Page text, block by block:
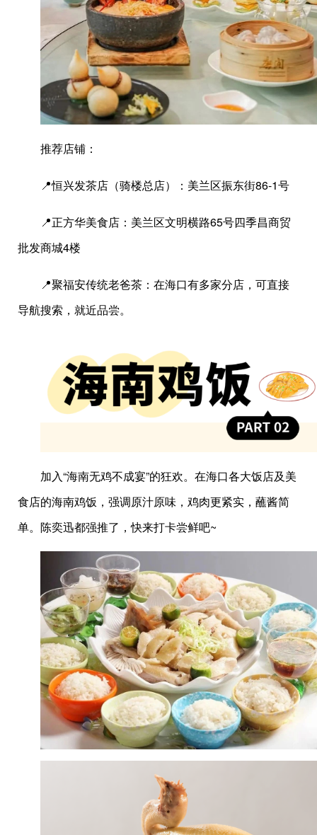
推荐店铺：
📍恒兴发茶店（骑楼总店）：美兰区振东街86-1号
📍正方华美食店：美兰区文明横路65号四季昌商贸
批发商城4楼
📍聚福安传统老爸茶：在海口有多家分店，可直接
导航搜索，就近品尝。
加入“海南无鸡不成宴”的狂欢。在海口各大饭店及美
食店的海南鸡饭，强调原汁原味，鸡肉更紧实，蘸酱简
单。陈奕迅都强推了，快来打卡尝鲜吧~